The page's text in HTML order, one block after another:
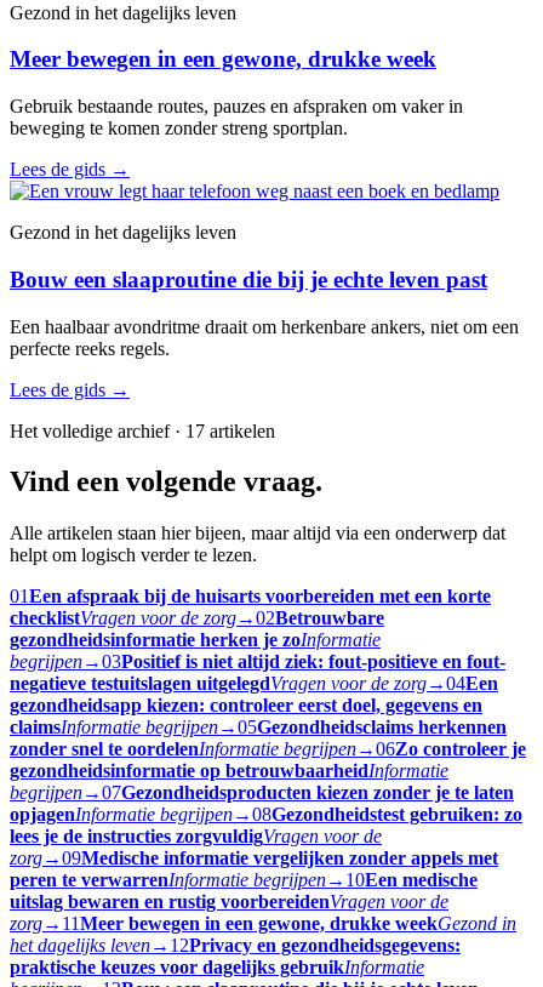
Gezond in het dagelijks leven
Meer bewegen in een gewone, drukke week
Gebruik bestaande routes, pauzes en afspraken om vaker in
beweging te komen zonder streng sportplan.
Lees de gids →
Gezond in het dagelijks leven
Bouw een slaaproutine die bij je echte leven past
Een haalbaar avondritme draait om herkenbare ankers, niet om een
perfecte reeks regels.
Lees de gids →
Het volledige archief · 17 artikelen
Vind een volgende vraag.
Alle artikelen staan hier bijeen, maar altijd via een onderwerp dat
helpt om logisch verder te lezen.
01Een afspraak bij de huisarts voorbereiden met een korte
checklistVragen voor de zorg→02Betrouwbare
gezondheidsinformatie herken je zoInformatie
begrijpen→03Positief is niet altijd ziek: fout-positieve en fout-
negatieve testuitslagen uitgelegdVragen voor de zorg→04Een
gezondheidsapp kiezen: controleer eerst doel, gegevens en
claimsInformatie begrijpen→05Gezondheidsclaims herkennen
zonder snel te oordelenInformatie begrijpen→06Zo controleer je
gezondheidsinformatie op betrouwbaarheidInformatie
begrijpen→07Gezondheidsproducten kiezen zonder je te laten
opjagenInformatie begrijpen→08Gezondheidstest gebruiken: zo
lees je de instructies zorgvuldigVragen voor de
zorg→09Medische informatie vergelijken zonder appels met
peren te verwarrenInformatie begrijpen→ 10Een medische
uitslag bewaren en rustig voorbereidenVragen voor de
zorg→ 11Meer bewegen in een gewone, drukke weekGezond in
het dagelijks leven→ 12Privacy en gezondheidsgegevens:
praktische keuzes voor dagelijks gebruikInformatie